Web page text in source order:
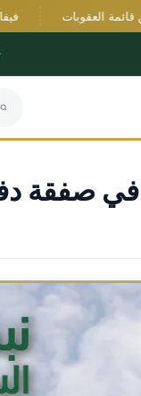
العقوبات فيفا
في صفقة